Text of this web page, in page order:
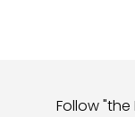
Follow